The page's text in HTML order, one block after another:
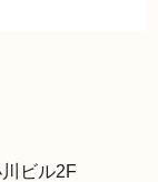
ビル2F